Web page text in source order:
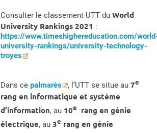
Consulter le classement UTT du World
University Rankings 2021 :
https://www.timeshighereducation.com/
university-rankings/university-technology-
troyes
Dans ce palmarès , l’UTT se situe au 7e
rang en informatique et système
d’information, au 10e rang en génie
électrique, au 3e rang en génie